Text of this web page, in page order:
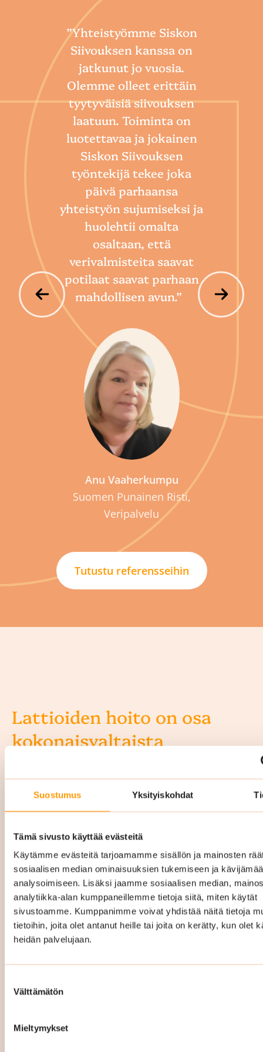
Suostumus Yksityiskohdat
Tämä sivusto käyttää evästeitä
Käytämme evästeitä tarjoamamme sisällön ja mainosten
sosiaalisen median ominaisuuksien tukemiseen ja
analysoimiseen. Lisäksi jaamme sosiaalisen median,
analytiikka-alan kumppaneillemme tietoja siitä, miten käytät
sivustoamme. Kumppanimme voivat yhdistää näitä tietoja
tietoihin, joita olet antanut heille tai joita on kerätty, kun olet
heidän palvelujaan.
valinta
Välttämätön
Mieltymykset
”Yhteistyömme Siskon
Siivouksen kanssa on
jatkunut jo vuosia.
Olemme olleet erittäin
tyytyväisiä siivouksen
laatuun. Toiminta on
luotettavaa ja jokainen
Siskon Siivouksen
työntekijä tekee joka
päivä parhaansa
yhteistyön sujumiseksi ja
huolehtii omalta
osaltaan, että
verivalmisteita saavat
potilaat saavat parhaan
mahdollisen avun.”
Anu Vaaherkumpu
Suomen Punainen Risti,
Veripalvelu
Tutustu referensseihin
Lattioiden hoito on osa
kokonaisvaltaista
Porraskäytävien lattiat ovat kovalla kulutuksella
niistä erityisen haavoittuvia. Talvella jalkineiden
mukana kulkeutuva katusuola, kura ja hiekka
voivat imeytyä lattiamateriaaleihin ja
vahingoittaa niitä pysyvästi. Erityisesti
uudemmissa taloissa käytetyt PUR- ja
vinyylilattiat eivät anna anteeksi laiminlyöntejä.
Mikäli ne pääsevät vaurioitumaan, niitä ei voi
kohteissa erityisen tärkeää. Siivouksesta
ennenaikaiseen ja kalliiseen lattiaremonttiin.